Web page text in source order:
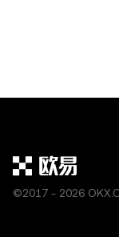
©2017 - 2026